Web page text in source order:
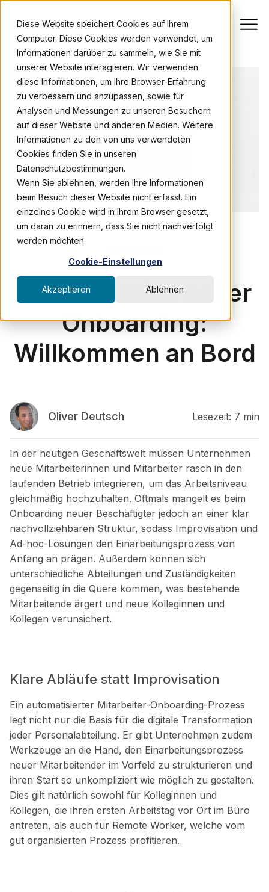
Diese Website speichert Cookies auf Ihrem
Computer. Diese Cookies werden verwendet, um
Informationen darüber zu sammeln, wie Sie mit
unserer Website interagieren. Wir verwenden
diese Informationen, um Ihre Browser-Erfahrung
zu verbessern und anzupassen, sowie für
Analysen und Messungen zu unseren Besuchern
auf dieser Website und anderen Medien. Weitere
Informationen zu den von uns verwendeten
Cookies finden Sie in unseren
Datenschutzbestimmungen.
Wenn Sie ablehnen, werden Ihre Informationen
beim Besuch dieser Website nicht erfasst. Ein
einzelnes Cookie wird in Ihrem Browser gesetzt,
um daran zu erinnern, dass Sie nicht nachverfolgt
werden möchten.
Cookie-Einstellungen
Akzeptieren Ablehnen
Smartes Mitarbeiter
Onboarding:
Willkommen an Bord
Oliver Deutsch Lesezeit: 7 min
In der heutigen Geschäftswelt müssen Unternehmen
neue Mitarbeiterinnen und Mitarbeiter rasch in den
laufenden Betrieb integrieren, um das Arbeitsniveau
gleichmäßig hochzuhalten. Oftmals mangelt es beim
Onboarding neuer Beschäftigter jedoch an einer klar
nachvollziehbaren Struktur, sodass Improvisation und
Ad-hoc-Lösungen den Einarbeitungsprozess von
Anfang an prägen. Außerdem können sich
unterschiedliche Abteilungen und Zuständigkeiten
gegenseitig in die Quere kommen, was bestehende
Mitarbeitende ärgert und neue Kolleginnen und
Kollegen verunsichert.
Klare Abläufe statt Improvisation
Ein automatisierter Mitarbeiter-Onboarding-Prozess
legt nicht nur die Basis für die digitale Transformation
jeder Personalabteilung. Er gibt Unternehmen zudem
Werkzeuge an die Hand, den Einarbeitungsprozess
neuer Mitarbeitender im Vorfeld zu strukturieren und
ihren Start so unkompliziert wie möglich zu gestalten.
Dies gilt natürlich sowohl für Kolleginnen und
Kollegen, die ihren ersten Arbeitstag vor Ort im Büro
antreten, als auch für Remote Worker, welche vom
gut organisierten Prozess profitieren.